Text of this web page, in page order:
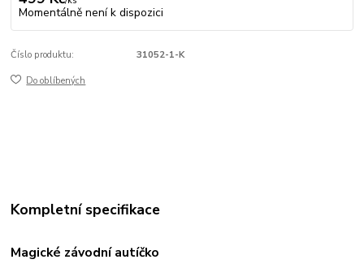
Momentálně není k dispozici
Číslo produktu: 31052-1-K
Do oblíbených
Kompletní specifikace
Magické závodní autíčko